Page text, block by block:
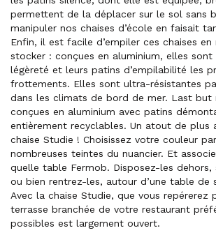
permettent de la déplacer sur le sol sans
manipuler nos chaises d’école en faisait
Enfin, il est facile d’empiler ces chaises
stocker : conçues en aluminium, elles sont
légèreté et leurs patins d’empilabilité les
frottements. Elles sont ultra-résistantes
dans les climats de bord de mer. Last but
conçues en aluminium avec patins
entièrement recyclables. Un atout de plus
chaise Studie ! Choisissez votre couleur
nombreuses teintes du nuancier. Et
quelle table Fermob. Disposez-les dehors,
ou bien rentrez-les, autour d’une table de
Avec la chaise Studie, que vous repérerez
terrasse branchée de votre restaurant
possibles est largement ouvert.